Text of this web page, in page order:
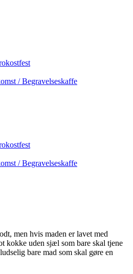
/ Begravelseskaffe
/ Begravelseskaffe
men hvis maden er lavet med
kokke uden sjæl som bare skal tjene
bare mad som skal gøre en